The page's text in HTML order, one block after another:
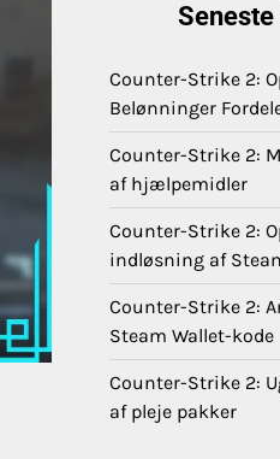
Counter-Strike 2:
Belønninger
Counter-Strike 2:
af hjælpemidler
Counter-Strike 2:
indløsning af
Counter-Strike 2:
Steam Wallet-kode
Counter-Strike 2:
af pleje pakker